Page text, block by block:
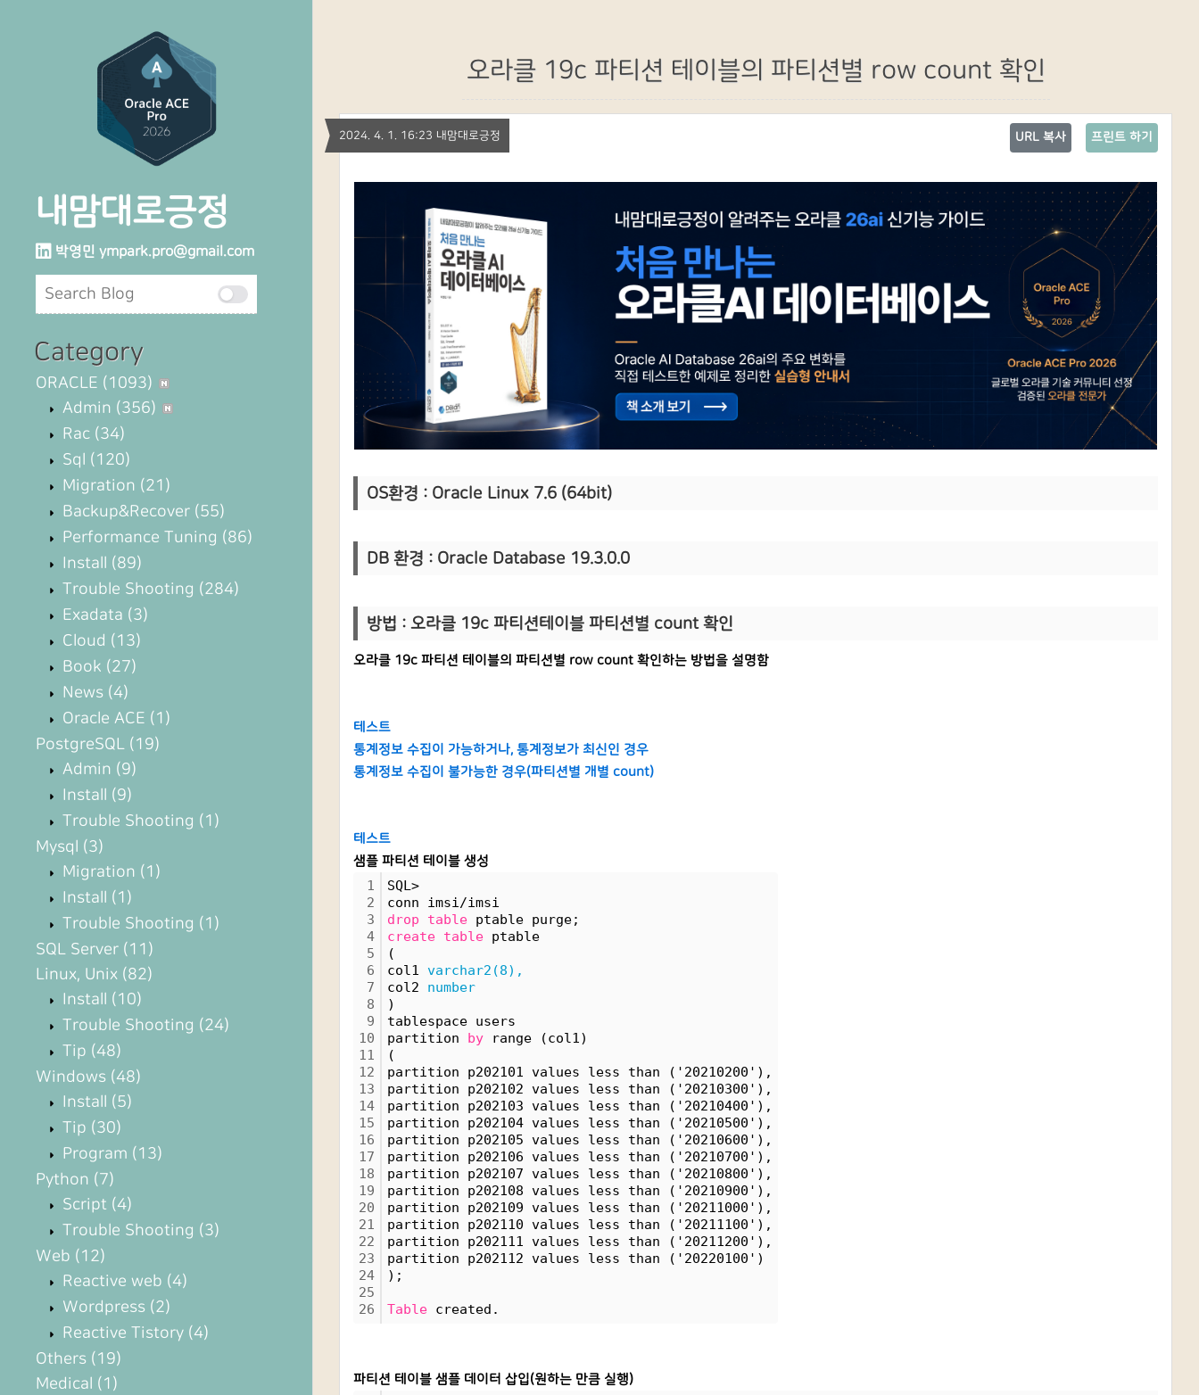
내맘대로긍정
박영민 ympark.pro@gmail.com
Category
ORACLE (1093)
Admin (356)
Rac (34)
Sql (120)
Migration (21)
Backup&Recover (55)
Performance Tuning (86)
Install (89)
Trouble Shooting (284)
Exadata (3)
Cloud (13)
Book (27)
News (4)
Oracle ACE (1)
PostgreSQL (19)
Admin (9)
Install (9)
Trouble Shooting (1)
Mysql (3)
Migration (1)
Install (1)
Trouble Shooting (1)
SQL Server (11)
Linux, Unix (82)
Install (10)
Trouble Shooting (24)
Tip (48)
Windows (48)
Install (5)
Tip (30)
Program (13)
Python (7)
Script (4)
Trouble Shooting (3)
Web (12)
Reactive web (4)
Wordpress (2)
Reactive Tistory (4)
Others (19)
Medical (1)
오라클 19c 파티션 테이블의 파티션별 row count 확인
2024. 4. 1. 16:23 내맘대로긍정 프린트 하기
URL 복사
OS환경 : Oracle Linux 7.6 (64bit)
DB 환경 : Oracle Database 19.3.0.0
방법 : 오라클 19c 파티션테이블 파티션별 count 확인
오라클 19c 파티션 테이블의 파티션별 row count 확인하는 방법을 설명함
테스트
통계정보 수집이 가능하거나, 통계정보가 최신인 경우
통계정보 수집이 불가능한 경우(파티션별 개별 count)
테스트
샘플 파티션 테이블 생성
1
2
3
4
5
6
7
8
9
10
11
12
13
14
15
16
17
18
19
20
21
22
23
24
25
26
SQL>
conn imsi/imsi
drop
table ptable purge;
create table ptable
(
col1 varchar2(8),
col2 number
)
tablespace users
partition by range (col1)
(
partition p202101 values less than ('20210200'),
partition p202102 values less than ('20210300'),
partition p202103 values less than ('20210400'),
partition p202104 values less than ('20210500'),
partition p202105 values less than ('20210600'),
partition p202106 values less than ('20210700'),
partition p202107 values less than ('20210800'),
partition p202108 values less than ('20210900'),
partition p202109 values less than ('20211000'),
partition p202110 values less than ('20211100'),
partition p202111 values less than ('20211200'),
partition p202112 values less than ('20220100')
);
Table created.
파티션 테이블 샘플 데이터 삽입(원하는 만큼 실행)